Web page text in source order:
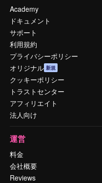
Academy
ドキュメント
サポート
利用規約
プライバシーポリシー
オリジナル 新規
クッキーポリシー
トラストセンター
アフィリエイト
法人向け
運営
料金
会社概要
Reviews